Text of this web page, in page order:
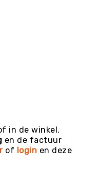
in de winkel.
en de factuur
of login en deze